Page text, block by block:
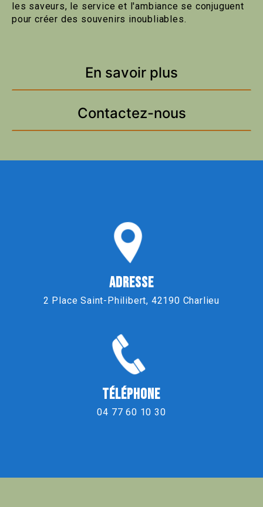
les saveurs, le service et l'ambiance se conjuguent
pour créer des souvenirs inoubliables.
En savoir plus
Contactez-nous
ADRESSE
2 Place Saint-Philibert, 42190 Charlieu
TÉLÉPHONE
04 77 60 10 30